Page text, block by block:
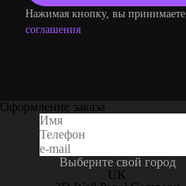
Нажимая кнопку, вы принимаете
соглашения
Оформление заказа
Выберите свой город
UK